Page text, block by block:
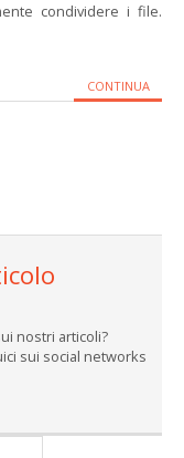
condividere i file.
CONTINUA
nostri articoli?
sui social networks